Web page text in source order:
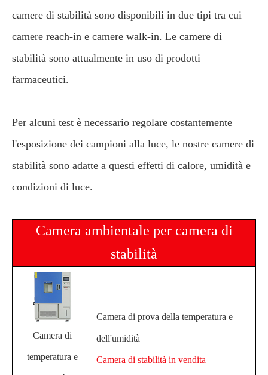
camere di stabilità sono disponibili in due tipi tra cui
camere reach-in e camere walk-in. Le camere di
stabilità sono attualmente in uso di prodotti
farmaceutici.
Per alcuni test è necessario regolare costantemente
l'esposizione dei campioni alla luce, le nostre camere di
stabilità sono adatte a questi effetti di calore, umidità e
condizioni di luce.
Camera ambientale per camera di
stabilità
Camera di
temperatura e
Camera di prova della temperatura e
dell'umidità
Camera di stabilità in vendita